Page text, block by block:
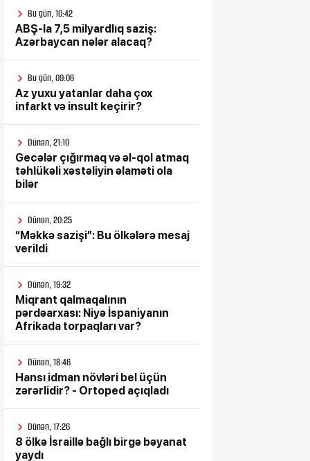
Bu gün, 10:42
ABŞ-la 7,5 milyardlıq saziş:
Azərbaycan nələr alacaq?
Bu gün, 09:06
Az yuxu yatanlar daha çox
infarkt və insult keçirir?
Dünən, 21:10
Gecələr çığırmaq və əl-qol atmaq
təhlükəli xəstəliyin əlaməti ola
bilər
Dünən, 20:25
“Məkkə sazişi”: Bu ölkələrə mesaj
verildi
Dünən, 19:32
Miqrant qalmaqalının
pərdəarxası: Niyə İspaniyanın
Afrikada torpaqları var?
Dünən, 18:46
Hansı idman növləri bel üçün
zərərlidir? - Ortoped açıqladı
Dünən, 17:26
8 ölkə İsraillə bağlı birgə bəyanat
yaydı